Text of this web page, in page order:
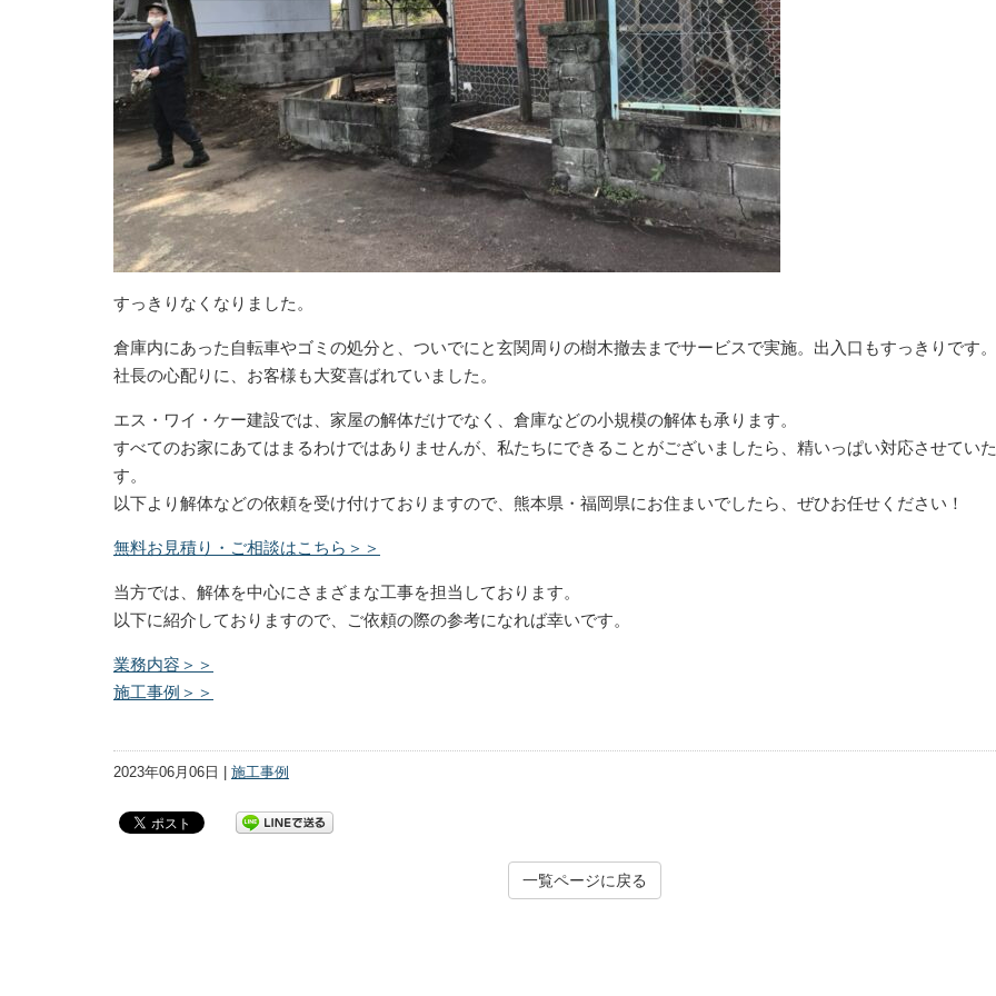
すっきりなくなりました。
倉庫内にあった自転車やゴミの処分と、ついでにと玄関周りの樹木撤去までサービスで実施。出入口もすっきりです。
社長の心配りに、お客様も大変喜ばれていました。
エス・ワイ・ケー建設では、家屋の解体だけでなく、倉庫などの小規模の解体も承ります。
すべてのお家にあてはまるわけではありませんが、私たちにできることがございましたら、精いっぱい対応させてい
す。
以下より解体などの依頼を受け付けておりますので、熊本県・福岡県にお住まいでしたら、ぜひお任せください！
無料お見積り・ご相談はこちら＞＞
当方では、解体を中心にさまざまな工事を担当しております。
以下に紹介しておりますので、ご依頼の際の参考になれば幸いです。
業務内容＞＞
施工事例＞＞
2023年06月06日 | 施工事例
一覧ページに戻る